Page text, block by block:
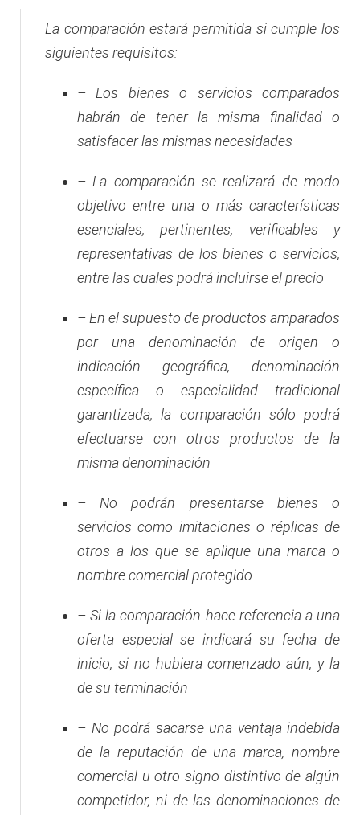
La comparación estará permitida si cumple los
siguientes requisitos:
– Los bienes o servicios comparados
habrán de tener la misma finalidad o
satisfacer las mismas necesidades
– La comparación se realizará de modo
objetivo entre una o más características
esenciales, pertinentes, verificables y
representativas de los bienes o servicios,
entre las cuales podrá incluirse el precio
– En el supuesto de productos amparados
por una denominación de origen o
indicación geográfica, denominación
específica o especialidad tradicional
garantizada, la comparación sólo podrá
efectuarse con otros productos de la
misma denominación
– No podrán presentarse bienes o
servicios como imitaciones o réplicas de
otros a los que se aplique una marca o
nombre comercial protegido
– Si la comparación hace referencia a una
oferta especial se indicará su fecha de
inicio, si no hubiera comenzado aún, y la
de su terminación
– No podrá sacarse una ventaja indebida
de la reputación de una marca, nombre
comercial u otro signo distintivo de algún
competidor, ni de las denominaciones de